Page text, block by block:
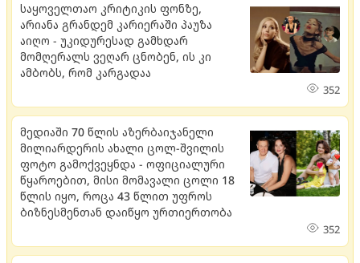
საყოველთაო კრიტიკის ფონზე,
არიანა გრანდემ კარიერაში პაუზა
აიღო - უკიდურესად გამხდარ
მომღერალს ვეღარ ცნობენ, ის კი
ამბობს, რომ კარგადაა
352
მედიაში 70 წლის აზერბაიჯანელი
მილიარდერის ახალი ცოლ-შვილის
ფოტო გამოქვეყნდა - ოფიციალური
წყაროებით, მისი მომავალი ცოლი 18
წლის იყო, როცა 43 წლით უფროს
ბიზნესმენთან დაიწყო ურთიერთობა
352